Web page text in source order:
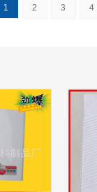
1 2 3 4